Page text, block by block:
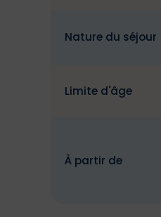
Nature du séjour
Limite d'âge
À partir de